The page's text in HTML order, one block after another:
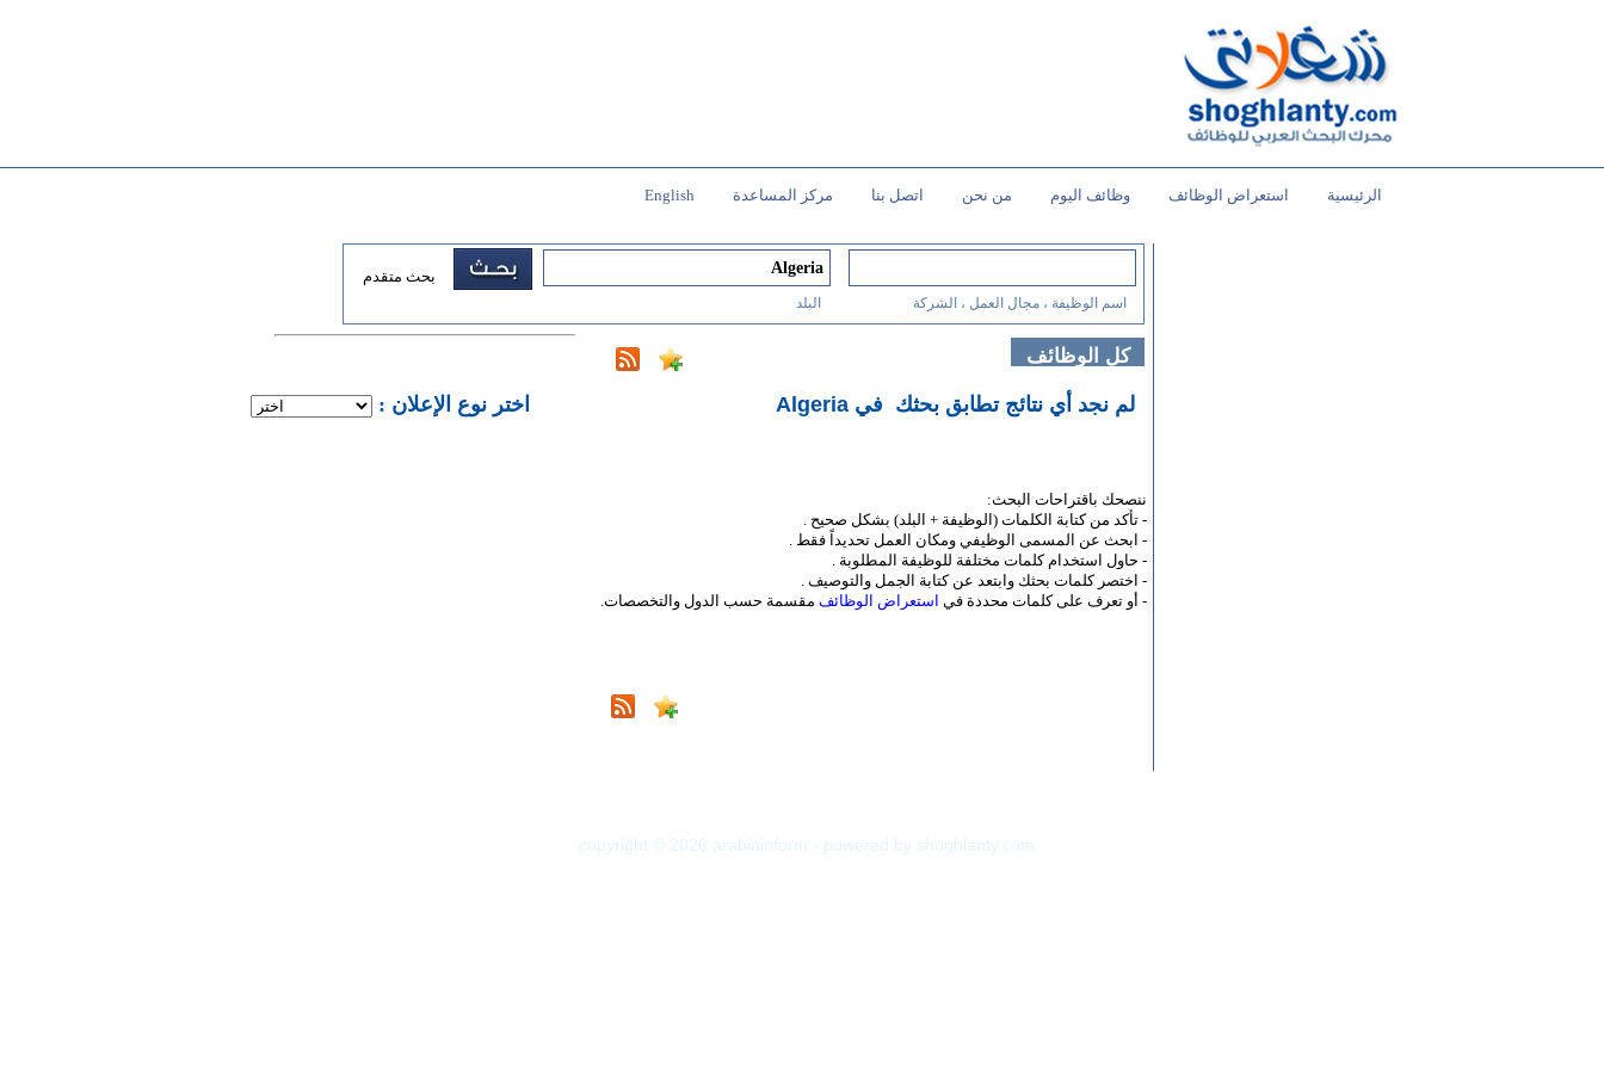
الرئيسية استعراض الوظائف وظائف اليوم من نحن اتصل بنا مركز المساعدة English
اسم الوظيفة ، مجال العمل ، الشركة البلد
بحث متقدم
كل الوظائف
: اختر نوع الإعلان لم نجد أي نتائج تطابق بحثك في Algeria
ننصحك باقتراحات البحث:
- تأكد من كتابة الكلمات (الوظيفة + البلد) بشكل صحيح .
- ابحث عن المسمى الوظيفي ومكان العمل تحديداً فقط .
- حاول استخدام كلمات مختلفة للوظيفة المطلوبة .
- اختصر كلمات بحثك وابتعد عن كتابة الجمل والتوصيف .
- أو تعرف على كلمات محددة في استعراض الوظائفمقسمة حسب الدول والتخصصات.
copyright © 2026 arabiainform - powered by shoghlanty.com